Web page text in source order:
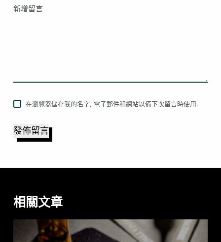
新增留言
在瀏覽器儲存我的名字, 電子郵件和網站以備下次留言時使用.
發佈留言
相關文章